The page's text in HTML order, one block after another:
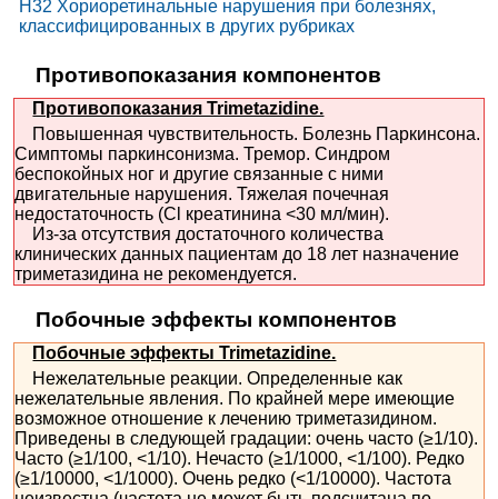
H32 Хориоретинальные нарушения при болезнях,
классифицированных в других рубриках
Противопоказания компонентов
Противопоказания Trimetazidine.
Повышенная чувствительность. Болезнь Паркинсона.
Симптомы паркинсонизма. Тремор. Синдром
беспокойных ног и другие связанные с ними
двигательные нарушения. Тяжелая почечная
недостаточность (Cl креатинина <30 мл/мин).
Из-за отсутствия достаточного количества
клинических данных пациентам до 18 лет назначение
триметазидина не рекомендуется.
Побочные эффекты компонентов
Побочные эффекты Trimetazidine.
Нежелательные реакции. Определенные как
нежелательные явления. По крайней мере имеющие
возможное отношение к лечению триметазидином.
Приведены в следующей градации: очень часто (≥1/10).
Часто (≥1/100, <1/10). Нечасто (≥1/1000, <1/100). Редко
(≥1/10000, <1/1000). Очень редко (<1/10000). Частота